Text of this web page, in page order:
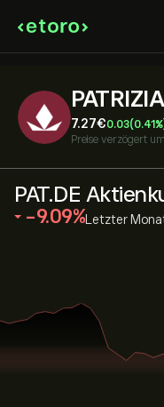
7.27‎€‎0.03
Preise verzögert um
PAT.DE
‎-9.09‎ Letzter